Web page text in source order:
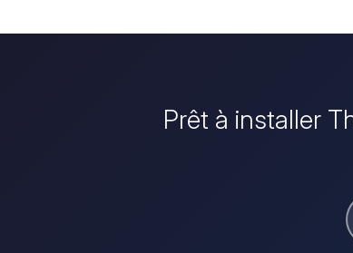
Prêt à installer